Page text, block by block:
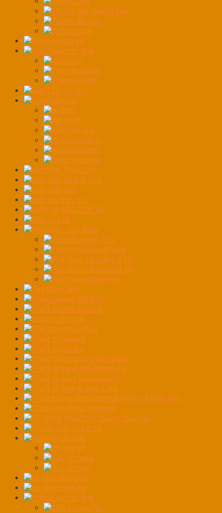
Thước dây, thước kéo
Thước đo góc
Thước thuỷ
Dụng cụ rửa xe
Đầu Tuýp các loại
Đầu tuýp
Tay vặn nhanh
Thanh nối dài
Đèn LED tổ ong
Kềm các loại
Bộ kìm
Kềm cắt
Kềm mỏ quạ
Kềm mũi bằng
Kềm mũi nhọn
Kiềm tuốc dây
Kích Đội Thủy Lực
Máy bắn đá khô CO2
Máy chà sàn
Máy Ép thủy lực
MÁY RA VÀO LỐP XE
Máy rửa xe
Phụ kiện - phụ tùng
Phụ cầu nâng 1 trụ
Phụ tùng cầu cắt kéo
Phụ tùng cầu nâng 2 trụ
Phụ tùng cầu nâng 4 trụ
Phụ tùng phòng sơn
Tay Quay 360
Thang nhôm YUMITA
Thiết bị bơm dầu mỡ
thiết bị chà nhá
Thiết bị chiếu sáng
Thiết bị Gara cũ
Thiết bị hút bụi
Thiết bị hút bụi và chà nhám
Thiết Bị Láng Đĩa Phanh Xe
Thiết bị nâng hạ cầu nâng
Thiết Bị Ngành Điện Lạnh
Thiết bị sạc khởi động và kiểm tra bình điện
Thùng, túi đựng đồ nghề
Tủ Đựng Hóa Chất Chống Cháy Nổ
Tủ hấp đèn pha ô tô
Tua vít các loại
Bộ tua vít
Tua vít bake
Tua vít dẹp
Xe Đẩy Dụng Cụ
Xe Nằm Sửa Xe
YDụng cụ các loại
Máy khoan Pin